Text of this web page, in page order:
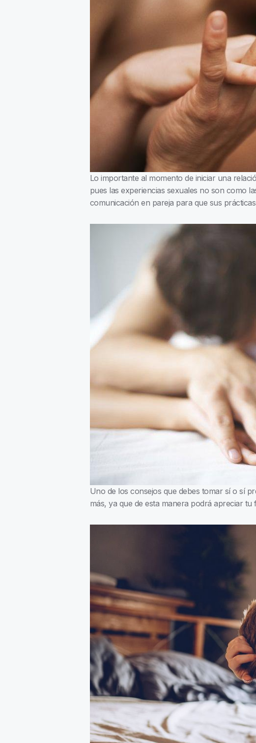
Lo importante al momento de iniciar una
pues las experiencias sexuales no son como
comunicación en pareja para que sus
Uno de los consejos que debes tomar sí o sí
más, ya que de esta manera podrá apreciar